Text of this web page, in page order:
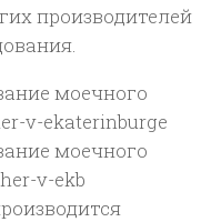
производителей
моечного
v-ekaterinburge
моечного
v-ekb